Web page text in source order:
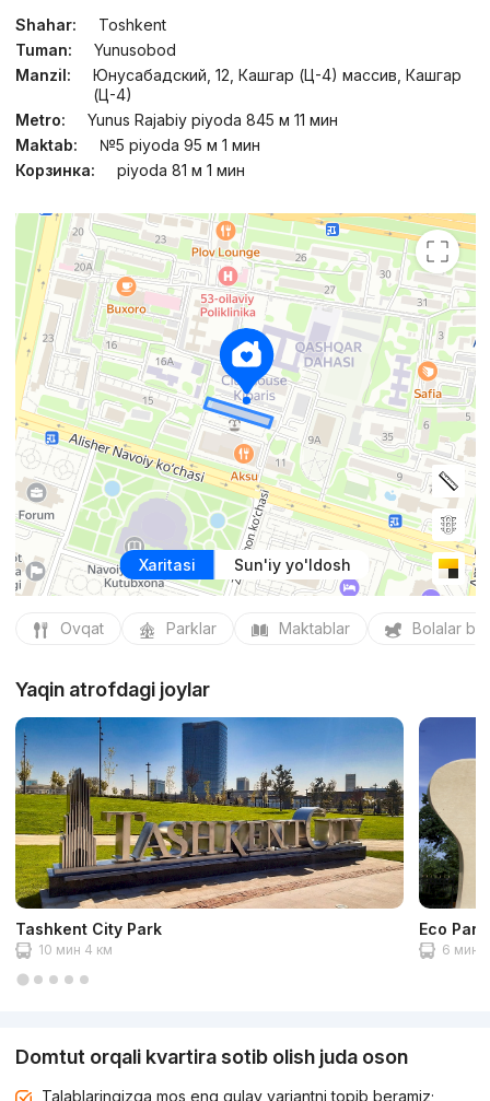
Shahar:
Toshkent
Tuman:
Yunusobod
Manzil:
Юнусабадский, 12, Кашгар (Ц-4) массив, Кашгар
(Ц-4)
Metro:
Yunus Rajabiy piyoda 845 м 11 мин
Maktab:
№5 piyoda 95 м 1 мин
Корзинка:
piyoda 81 м 1 мин
Xaritasi Sun'iy yo'ldosh
Ovqat Parklar Maktablar Bolalar
Yaqin atrofdagi joylar
Tashkent City Park
10 мин 4 км
Eco Park
6 мин
Domtut orqali kvartira sotib olish juda oson
Talablaringizga mos eng qulay variantni topib beramiz;